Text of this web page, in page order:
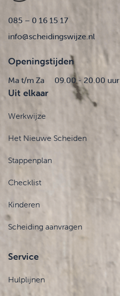
085 – 0 16 15 17
info@scheidingswijze.nl
Openingstijden
Ma t/m Za 09.00 - 20.00 uur
Uit elkaar
Werkwijze
Het Nieuwe Scheiden
Stappenplan
Checklist
Kinderen
Scheiding aanvragen
Service
Hulplijnen